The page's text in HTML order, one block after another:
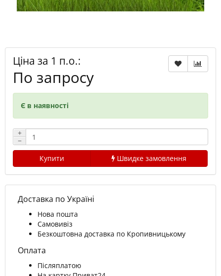
Ціна за 1 п.о.:
По запросу
Є в наявності
+
−
Купити
Швидке замовлення
Доставка по Україні
Нова пошта
Самовивіз
Безкоштовна доставка по Кропивницькому
Оплата
Післяплатою